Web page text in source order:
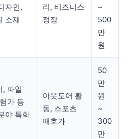
자인,
소재
리, 비즈니스
정장
~
500
만
원
, 파일
가 등
야 특화
아웃도어 활
동, 스포츠
애호가
50
만
원
~
300
만